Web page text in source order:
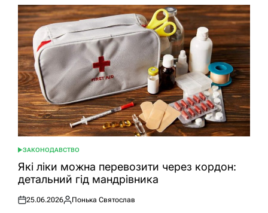
ОПУБЛІКУВАТИ
У
ЗАКОНОДАВСТВО
Які ліки можна перевозити через кордон:
детальний гід мандрівника
Оприлюднено
25.06.2026
Опубліковано
Понька Святослав